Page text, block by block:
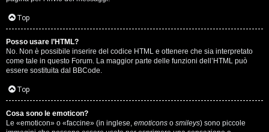
Top
Posso usare l’HTML?
No. Non è possibile inserire del codice HTML e ottenere che sia interpretato
come tale in questo Forum. La maggior parte delle funzioni dell’HTML può
essere sostituita dal BBCode.
Top
Cosa sono le emoticon?
Le «emoticon» o «faccine» (in inglese, emoticons o smileys) sono piccole
n
o
R
i
f
l